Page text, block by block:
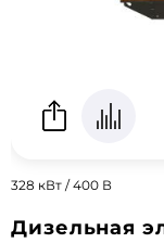
328 кВт / 400 В
Дизельная